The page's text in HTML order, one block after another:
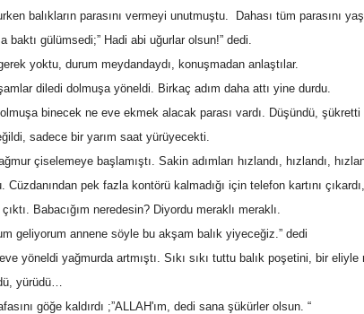
balıkların parasını vermeyi unutmuştu. Dahası tüm parasını
baktı gülümsedi;” Hadi abi uğurlar olsun!” dedi.
yoktu, durum meydandaydı, konuşmadan anlaştılar.
diledi dolmuşa yöneldi. Birkaç adım daha attı yine durdu.
binecek ne eve ekmek alacak parası vardı. Düşündü,
sadece bir yarım saat yürüyecekti.
çiselemeye başlamıştı. Sakin adımları hızlandı, hızlandı,
Cüzdanından pek fazla kontörü kalmadığı için telefon kartını
çıktı. Babacığım neredesin? Diyordu meraklı meraklı.
geliyorum annene söyle bu akşam balık yiyeceğiz.” dedi
yöneldi yağmurda artmıştı. Sıkı sıkı tuttu balık poşetini, bir
yürüdü…
göğe kaldırdı ;”ALLAH'ım, dedi sana şükürler olsun. “